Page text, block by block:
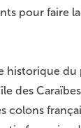
pour faire
historique du
des
colons